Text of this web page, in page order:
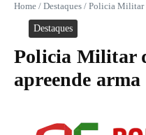
Home / Destaques / Policia Militar
Destaques
Policia Militar
apreende arma